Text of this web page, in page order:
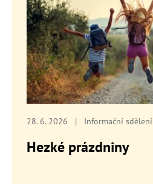
28. 6. 2026 | Informační sdělení
Hezké prázdniny